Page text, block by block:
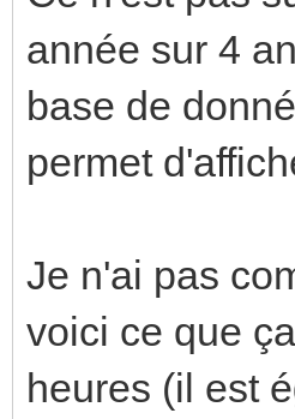
année sur 4
base de
permet
Je n'ai pas
voici ce que
heures (il est